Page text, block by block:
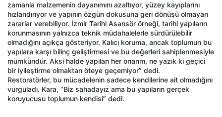
zamanla malzemenin dayanımını azaltıyor, yüzey kayıplarını
hızlandırıyor ve yapının özgün dokusuna geri dönüşü olmayan
zararlar verebiliyor. İzmir Tarihi Asansör örneği, tarihi yapıların
korunmasının yalnızca teknik müdahalelerle sürdürülebilir
olmadığını açıkça gösteriyor. Kalıcı koruma, ancak toplumun bu
yapılara karşı bilinç geliştirmesi ve bu değerleri sahiplenmesiyle
mümkündür. Aksi halde yapılan her onarım, ne yazık ki geçici
bir iyileştirme olmaktan öteye geçemiyor” dedi.
Restoratörler, bu mücadelenin sadece kendilerine ait olmadığını
vurguladı. Kara, “Biz sahadayız ama bu yapıların gerçek
koruyucusu toplumun kendisi” dedi.